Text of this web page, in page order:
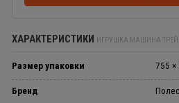
ХАРАКТЕРИСТИКИ ИГРУШКА МАШИНА
Размер упаковки 755
Бренд